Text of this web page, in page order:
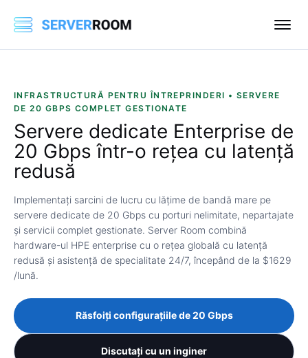
INFRASTRUCTURĂ PENTRU ÎNTREPRINDERI • SERVERE
DE 20 GBPS COMPLET GESTIONATE
Servere dedicate Enterprise de
20 Gbps într-o rețea cu latență
redusă
Implementați sarcini de lucru cu lățime de bandă mare pe
servere dedicate de 20 Gbps cu porturi nelimitate, nepartajate
și servicii complet gestionate. Server Room combină
hardware-ul HPE enterprise cu o rețea globală cu latență
redusă și asistență de specialitate 24/7, începând de la $1629
/lună.
Răsfoiți configurațiile de 20 Gbps
Discutați cu un inginer